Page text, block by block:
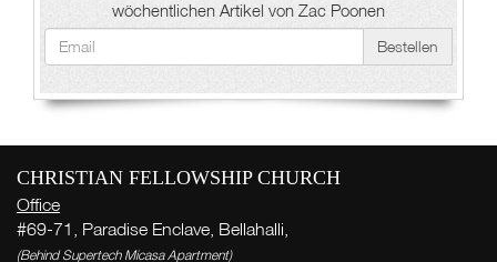
wöchentlichen Artikel von Zac Poonen
Bestellen
CHRISTIAN FELLOWSHIP CHURCH
Office
#69-71, Paradise Enclave, Bellahalli,
(Behind Supertech Micasa Apartment)